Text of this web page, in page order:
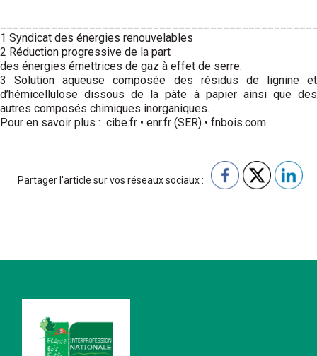
1 Syndicat des énergies renouvelables
2 Réduction progressive de la part
des énergies émettrices de gaz à effet de serre.
3 Solution aqueuse composée des résidus de lignine et
d’hémicellulose dissous de la pâte à papier ainsi que des
autres composés chimiques inorganiques.
Pour en savoir plus : cibe.fr • enr.fr (SER) • fnbois.com
Partager l'article sur vos réseaux sociaux :